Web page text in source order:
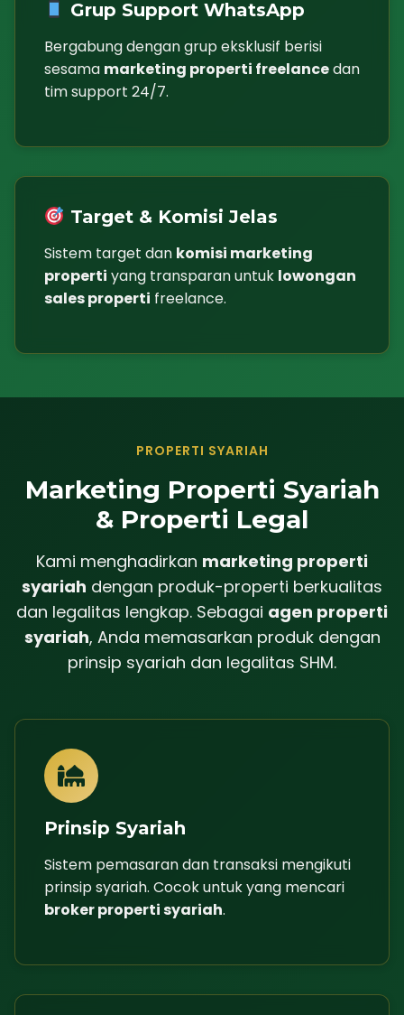
Grup Support WhatsApp
Bergabung dengan grup eksklusif berisi
sesama marketing properti freelancedan
tim support 24/7.
Target & Komisi Jelas
Sistem target dan komisi marketing
properti yang transparan untuk lowongan
sales properti freelance.
PROPERTI SYARIAH
Marketing Properti Syariah
& Properti Legal
Kami menghadirkan marketing properti
syariah dengan produk-properti berkualitas
dan legalitas lengkap. Sebagai agen properti
syariah, Anda memasarkan produk dengan
prinsip syariah dan legalitas SHM.
Prinsip Syariah
Sistem pemasaran dan transaksi mengikuti
prinsip syariah. Cocok untuk yang mencari
broker properti syariah.